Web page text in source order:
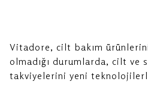
Vitadore, cilt bakım
olmadığı durumlarda, cilt ve
takviyelerini yeni